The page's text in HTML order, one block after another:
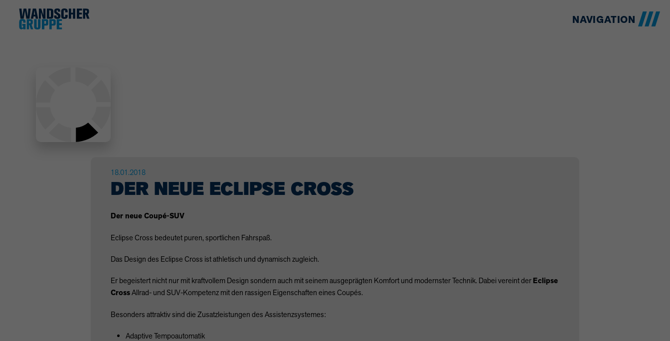
NAVIGATION
18.01.2018
DER NEUE ECLIPSE CROSS
Der neue Coupé-SUV
Eclipse Cross bedeutet puren, sportlichen Fahrspaß.
Das Design des Eclipse Cross ist athletisch und dynamisch zugleich.
Er begeistert nicht nur mit kraftvollem Design sondern auch mit seinem ausgeprägten Komfort und modernster Technik. Dabei vereint der Eclipse
CrossAllrad- und SUV-Kompetenz mit den rassigen Eigenschaften eines Coupés.
Besonders attraktiv sind die Zusatzleistungen des Assistenzsystemes:
Adaptive Tempoautomatik